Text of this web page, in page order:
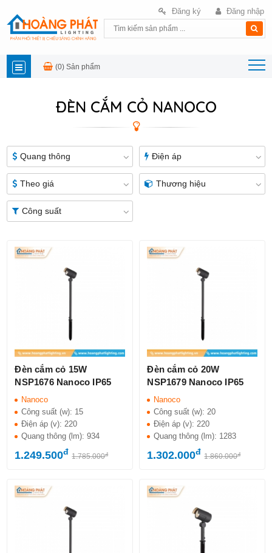
Đăng ký Đăng nhập
PHẨM
(0)Sản phẩm
ĐÈN CẮM CỎ NANOCO
Quang thông Điện áp
Theo giá Thương hiệu
Công suất
Đèn cắm cỏ 15W
NSP1676 Nanoco IP65
Nanoco
Công suất (w): 15
Điện áp (v):220
Quang thông (lm):934
1.249.500đ 1.785.000đ
Đèn cắm cỏ 20W
NSP1679 Nanoco IP65
Nanoco
Công suất (w):20
Điện áp (v):220
Quang thông (lm): 1283
1.302.000đ 1.860.000đ